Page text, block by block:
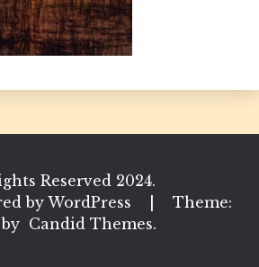
Reserved 2024.
by WordPress
Theme:
Candid Themes.